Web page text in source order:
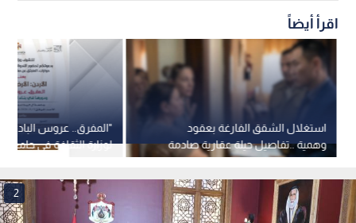
اقرأ أيضاً
"المفرق.. عروس
لوزارة الثقافة في جامعة
استغلال الشقق الفارغة بعقود
وهمية ..تفاصيل حيلة عقارية صادمة
في عمان
2